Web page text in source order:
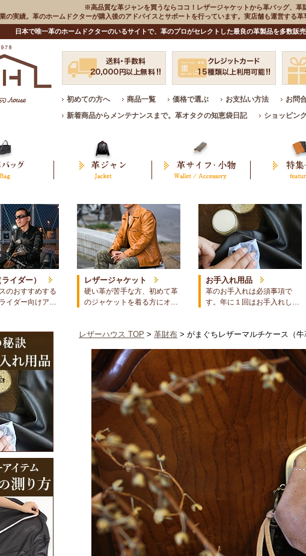
※高品質な革ジャンを買うならココ！レザージャケットから革バッグ、革
の実績。革のホームドクターが購入後のアドバイスとサポートを行っています。実店舗も運営する
日本で唯一革のホームドクターのいるサイトで、革のプロがセレクトした最良の革製品を多数販
初めての方へ 商品一覧 価格で選ぶ お支払い方法 お問
新着商品からメンテナンスまで。革オタクの知恵袋日記
ショッピン
ライダー）
のおすすめする
イダー向けア…
レザージャケット
硬い革が苦手な方、初めて革
のジャケットを着る方にオ…
お手入れ用品
革のお手入れは必須事項で
す。年に１回はお手入れし…
レザーハウス TOP > 革財布 > がまぐちレザーマルチケース（牛